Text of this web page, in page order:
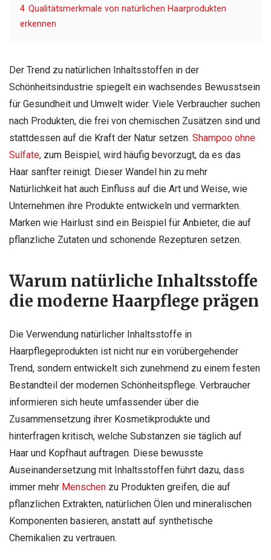
4 Qualitätsmerkmale von natürlichen Haarprodukten
erkennen
Der Trend zu natürlichen Inhaltsstoffen in der
Schönheitsindustrie spiegelt ein wachsendes Bewusstsein
für Gesundheit und Umwelt wider. Viele Verbraucher suchen
nach Produkten, die frei von chemischen Zusätzen sind und
stattdessen auf die Kraft der Natur setzen. Shampoo ohne
Sulfate, zum Beispiel, wird häufig bevorzugt, da es das
Haar sanfter reinigt. Dieser Wandel hin zu mehr
Natürlichkeit hat auch Einfluss auf die Art und Weise, wie
Unternehmen ihre Produkte entwickeln und vermarkten.
Marken wie Hairlust sind ein Beispiel für Anbieter, die auf
pflanzliche Zutaten und schonende Rezepturen setzen.
Warum natürliche Inhaltsstoffe
die moderne Haarpflege prägen
Die Verwendung natürlicher Inhaltsstoffe in
Haarpflegeprodukten ist nicht nur ein vorübergehender
Trend, sondern entwickelt sich zunehmend zu einem festen
Bestandteil der modernen Schönheitspflege. Verbraucher
informieren sich heute umfassender über die
Zusammensetzung ihrer Kosmetikprodukte und
hinterfragen kritisch, welche Substanzen sie täglich auf
Haar und Kopfhaut auftragen. Diese bewusste
Auseinandersetzung mit Inhaltsstoffen führt dazu, dass
immer mehr Menschen zu Produkten greifen, die auf
pflanzlichen Extrakten, natürlichen Ölen und mineralischen
Komponenten basieren, anstatt auf synthetische
Chemikalien zu vertrauen.